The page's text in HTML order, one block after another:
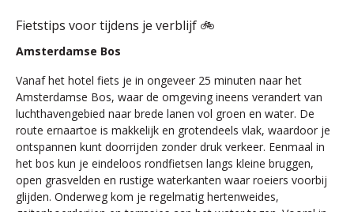
Fietstips voor tijdens je verblijf 🚲
Amsterdamse Bos
Vanaf het hotel fiets je in ongeveer 25 minuten naar het
Amsterdamse Bos, waar de omgeving ineens verandert van
luchthavengebied naar brede lanen vol groen en water. De
route ernaartoe is makkelijk en grotendeels vlak, waardoor je
ontspannen kunt doorrijden zonder druk verkeer. Eenmaal in
het bos kun je eindeloos rondfietsen langs kleine bruggen,
open grasvelden en rustige waterkanten waar roeiers voorbij
glijden. Onderweg kom je regelmatig hertenweides,